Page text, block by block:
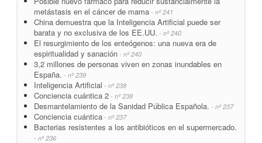
metástasis en el cáncer de mama - nº 241
China demuestra que la Inteligencia Artificial puede ser
barata y no exclusiva de los EE.UU. - nº 240
El resurgimiento de los enteógenos: una nueva era de
espiritualidad y sanación - nº 240
3,2 millones de personas viven en zonas inundables en
España. - nº 239
Inteligencia Artificial - nº 238
Conciencia cuántica 2 - nº 238
Desmantelamiento de la Sanidad Pública Española. - nº 237
Conciencia cuántica - nº 237
Bacterias resistentes a los antibióticos en el supermercado.
- nº 236